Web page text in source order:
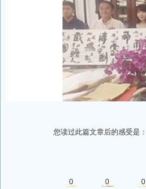
您读过此篇文章后的感受是：
0 0 0